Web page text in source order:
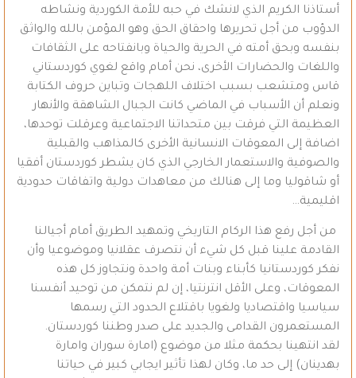
أستاذنا الكريم الذي لانشك في حبه للأمة الكوردية ونشاطه
الدؤوب من أجل تحريرها واحقاق الحق وهو المؤمن بالله والواثق
بنفسه وبحق أمته في الحرية والحياة وبانفتاحه على الثقافات
واللغات والحضارات الأخرى، نحن أمام واقع لغوي كوردستاني
قاس ومتشعب بسبب اختلاف اللهجات وتباين حروف الكتابة
ونعلم أن الأسباب في الماضي كانت الجبال الشاهقة والأنهار
العظيمة التي فرقت بين متحداتنا الاجتماعية وعرقلت توحدها،
اضافة إلى المعوقات الانسانية الأخرى كالمذاهب والقبلية
والصوفية والاستعمار الخارجي الذي كان يشطر كوردستان أفقيا
أو شاقوليا وما إلى هنالك من معاهدات دولية واتفاقات حدودية
اقليمية…
من أجل رفع هذا الركام التاريخي وتمهيد الطريق أمام أجيالنا
القادمة علينا قبل كل شيء أن نتصرف عقلانيا وموضوعيا وأن
نفكر كوردستانيا كأبناء وبنات أمة واحدة ونتجاوز كل هذه
المعوقات، وعلى الأقل انترنتيا، إن لم نتمكن من توحيد أنفسنا
سياسيا واقتصاديا ولغويا باقتلاع الحدود التي رسمها
المستعمرون القدامى والجديد على صدر وطننا كوردستان.
لقد انتهينا بحكمة مثلا من موضوع (امارة سوران وامارة
بهدينان) إلى حد ما، وكان لهذا تأثير ايجابي كبير في حياتنا